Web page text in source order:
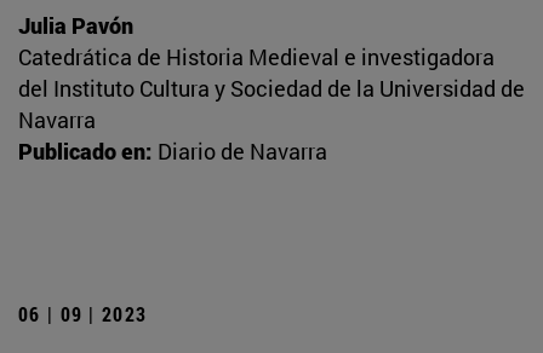
Julia Pavón
Catedrática de Historia Medieval e investigadora
del Instituto Cultura y Sociedad de la Universidad de
Navarra
Publicado en: Diario de Navarra
06 | 09 | 2023